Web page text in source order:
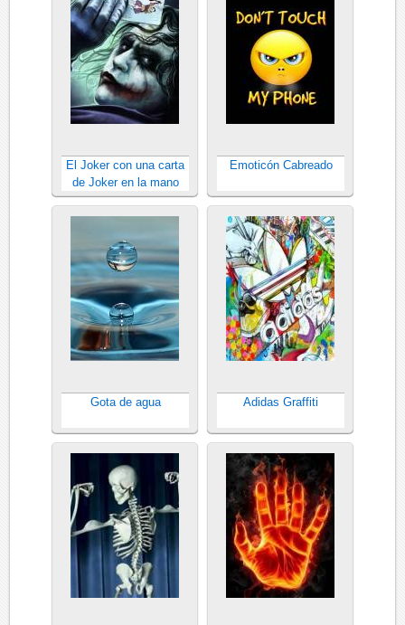
El Joker con una carta
de Joker en la mano
Emoticón Cabreado
Gota de agua Adidas Graffiti